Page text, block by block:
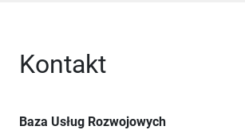
Kontakt
Baza Usług Rozwojowych